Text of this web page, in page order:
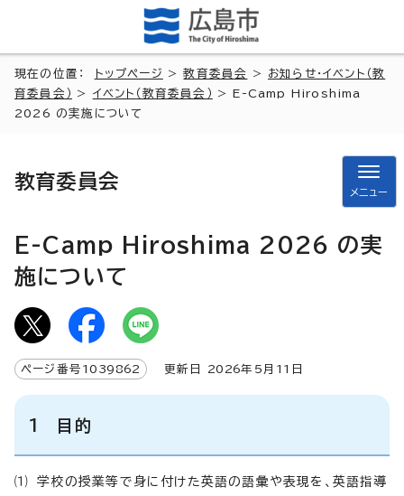
現在の位置： トップページ >教育委員会 > お知らせ・イベント（教
育委員会）
> イベント（教育委員会）
> E-Camp Hiroshima
2026 の実施について
教育委員会
メニュー
E-Camp Hiroshima 2026 の実
施について
ページ番号 1039862 更新日 2026年5月 11 日
1 目的
⑴ 学校の授業等で身に付けた英語の語彙や表現を、英語指導